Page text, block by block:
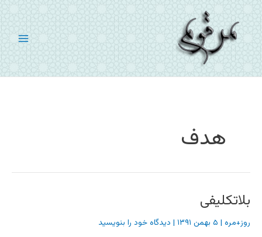
پرش
به
محتوا
هدف
بلاتکلیفی
روز+مره | ۵ بهمن ۱۳۹۱ | دیدگاه‌ خود را بنویسید